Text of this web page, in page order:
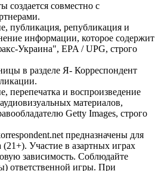
создается совместно с
публикация, републикация и
информации, которое содержит
Украина", EPA / UPG, строго
в разделе Я- Корреспондент
перепечатка и воспроизведение
материалов,
Getty Images, строго
предназначены для
Участие в азартных играх
зависимость. Соблюдайте
ответственной игры. При